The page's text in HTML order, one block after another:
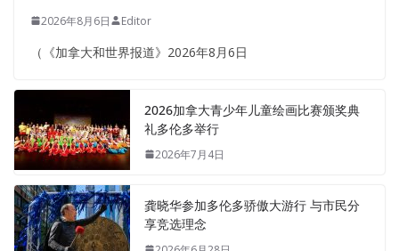
2026年8月6日 Editor
（《加拿大和世界报道》2026年8月6日
2026加拿大青少年儿童绘画比赛颁奖典
礼多伦多举行
2026年7月4日
龚晓华参加多伦多骄傲大游行 与市民分
享竞选理念